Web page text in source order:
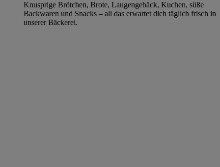
Knusprige Brötchen, Brote, Laugengebäck, Kuchen, süße
Backwaren und Snacks – all das erwartet dich täglich frisch in
unserer Bäckerei.